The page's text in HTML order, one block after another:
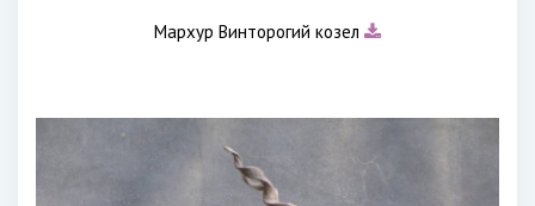
Мархур Винторогий козел